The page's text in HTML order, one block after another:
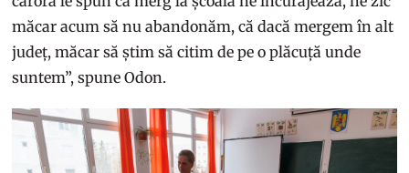
măcar acum să nu abandonăm, că dacă mergem în alt
județ, măcar să știm să citim de pe o plăcuță unde
suntem”, spune Odon.